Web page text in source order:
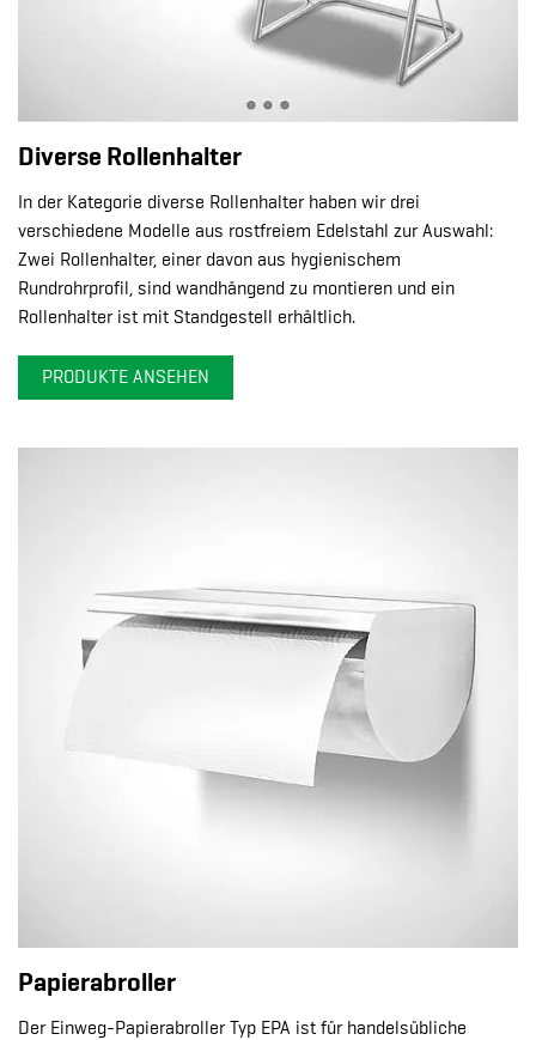
Diverse Rollenhalter
In der Kategorie diverse Rollenhalter haben wir drei
verschiedene Modelle aus rostfreiem Edelstahl zur Auswahl:
Zwei Rollenhalter, einer davon aus hygienischem
Rundrohrprofil, sind wandhängend zu montieren und ein
Rollenhalter ist mit Standgestell erhältlich.
PRODUKTE ANSEHEN
Papierabroller
Der Einweg-Papierabroller Typ EPA ist für handelsübliche